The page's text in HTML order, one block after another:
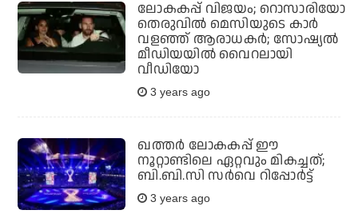
ലോകകപ്പ് വിജയം; റൊസാരിയോ
തെരുവിൽ മെസിയുടെ കാർ
വളഞ്ഞ് ആരാധകർ; സോഷ്യൽ
മീഡിയയിൽ വൈറലായി
വീഡിയോ
3 years ago
ഖത്തർ ലോകകപ്പ് ഈ
നൂറ്റാണ്ടിലെ ഏറ്റവും മികച്ചത്;
ബി.ബി.സി സർവെ റിപ്പോർട്ട്‌
3 years ago